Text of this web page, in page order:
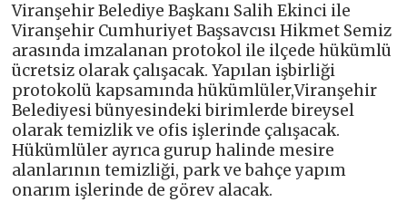
Viranşehir Belediye Başkanı Salih Ekinci ile
Viranşehir Cumhuriyet Başsavcısı Hikmet Semiz
arasında imzalanan protokol ile ilçede hükümlü
ücretsiz olarak çalışacak. Yapılan işbirliği
protokolü kapsamında hükümlüler,Viranşehir
Belediyesi bünyesindeki birimlerde bireysel
olarak temizlik ve ofis işlerinde çalışacak.
Hükümlüler ayrıca gurup halinde mesire
alanlarının temizliği, park ve bahçe yapım
onarım işlerinde de görev alacak.